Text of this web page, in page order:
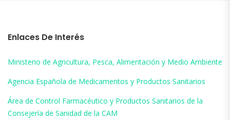
Enlaces De Interés
Ministerio de Agricultura, Pesca, Alimentación y Medio Ambiente
Agencia Española de Medicamentos y Productos Sanitarios
Área de Control Farmacéutico y Productos Sanitarios de la
Consejería de Sanidad de la CAM